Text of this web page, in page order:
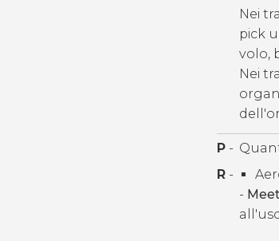
Nei
pick
volo,
Nei
P -
R -
-